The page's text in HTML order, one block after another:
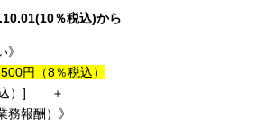
％税込)から
円（8％税込）
込）] ＋
務報酬）》